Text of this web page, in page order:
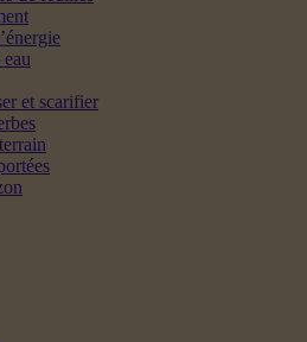
eau
et scarifier